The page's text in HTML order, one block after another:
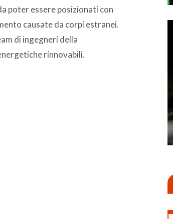
poter essere posizionati con
causate da corpi estranei.
di ingegneri della
rinnovabili.